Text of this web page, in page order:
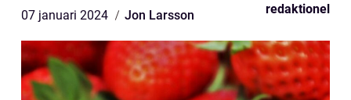
07 januari 2024 Jon Larsson redaktionel